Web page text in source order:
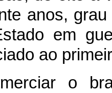
anos,
em
ao
o